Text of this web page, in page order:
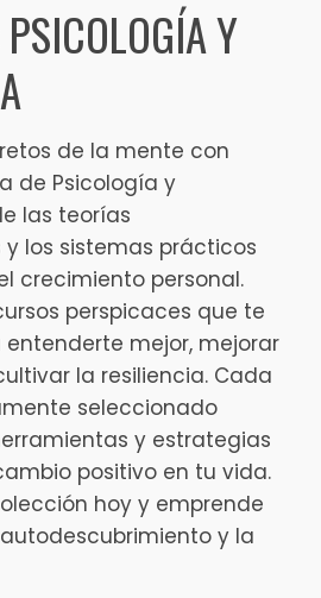
PSICOLOGÍA Y
de la mente con
de Psicología y
las teorías
los sistemas prácticos
crecimiento personal.
perspicaces que te
mejor, mejorar
la resiliencia. Cada
seleccionado
y estrategias
positivo en tu vida.
hoy y emprende
y la